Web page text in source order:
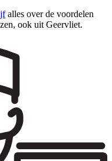
alles over de voordelen
ook uit Geervliet.